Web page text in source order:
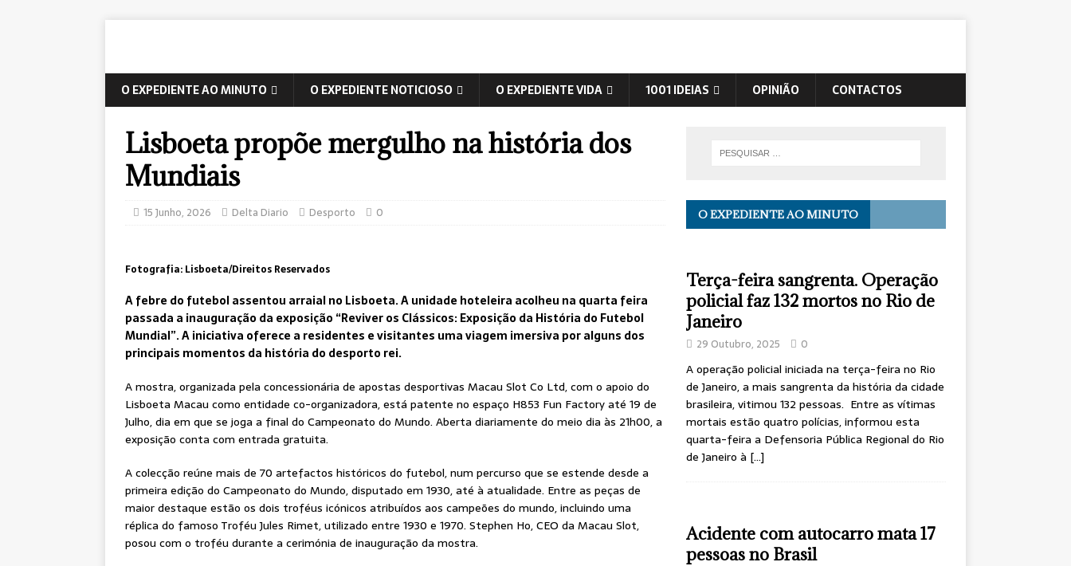
O EXPEDIENTE AO MINUTO O EXPEDIENTE NOTICIOSO O EXPEDIENTE VIDA 1001 IDEIAS OPINIÃO CONTACTOS
Lisboeta propõe mergulho na história dos
Mundiais
15 Junho, 2026 Delta Diario Desporto 0
Fotografia: Lisboeta/Direitos Reservados
A febre do futebol assentou arraial no Lisboeta. A unidade hoteleira acolheu na quarta feira
passada a inauguração da exposição “Reviver os Clássicos: Exposição da História do Futebol
Mundial”. A iniciativa oferece a residentes e visitantes uma viagem imersiva por alguns dos
principais momentos da história do desporto rei.
A mostra, organizada pela concessionária de apostas desportivas Macau Slot Co Ltd, com o apoio do
Lisboeta Macau como entidade co-organizadora, está patente no espaço H853 Fun Factory até 19 de
Julho, dia em que se joga a final do Campeonato do Mundo. Aberta diariamente do meio dia às 21h00, a
exposição conta com entrada gratuita.
A colecção reúne mais de 70 artefactos históricos do futebol, num percurso que se estende desde a
primeira edição do Campeonato do Mundo, disputado em 1930, até à atualidade. Entre as peças de
maior destaque estão os dois troféus icónicos atribuídos aos campeões do mundo, incluindo uma
réplica do famoso Troféu Jules Rimet, utilizado entre 1930 e 1970. Stephen Ho, CEO da Macau Slot,
posou com o troféu durante a cerimónia de inauguração da mostra.
O EXPEDIENTE AO MINUTO
Terça-feira sangrenta. Operação
policial faz 132 mortos no Rio de
Janeiro
29 Outubro, 2025 0
A operação policial iniciada na terça-feira no Rio
de Janeiro, a mais sangrenta da história da cidade
brasileira, vitimou 132 pessoas. Entre as vítimas
mortais estão quatro polícias, informou esta
quarta-feira a Defensoria Pública Regional do Rio
de Janeiro à […]
Acidente com autocarro mata 17
pessoas no Brasil